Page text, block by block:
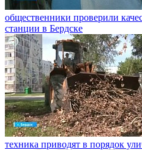
общественники проверили
станции в Бердске
техника приводят в порядок